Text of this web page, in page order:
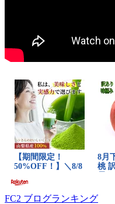
FC2 ブログランキング